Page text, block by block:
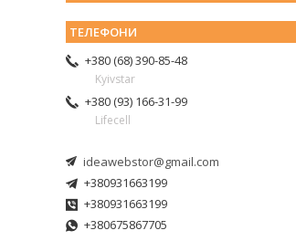
+380 (68) 390-85-48
Kyivstar
+380 (93) 166-31-99
Lifecell
ideawebstor@gmail.com
+380931663199
+380931663199
+380675867705